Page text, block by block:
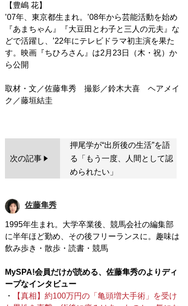
【豊嶋 花】
’07年、東京都生まれ。’08年から芸能活動を始め
『あまちゃん』『大豆田とわ子と三人の元夫』な
どで活躍し、’22年にテレビドラマ初主演を果た
す。映画『ちひろさん』は2月23日（木・祝）か
ら公開
取材・文／佐藤隼秀 撮影／鈴木大喜 ヘアメイ
ク／藤垣結圭
次の記事
押尾学が“出所後の生活”を語
る「もう一度、人間として認
められたい」
佐藤隼秀
1995年生まれ。大学卒業後、競馬会社の編集部
に半年ほど勤め、その後フリーランスに。趣味は
飲み歩き・散歩・読書・競馬
MySPA!会員だけが読める、佐藤隼秀のよりディ
ープなインタビュー
・
【真相】約100万円の「亀頭増大手術」を受け